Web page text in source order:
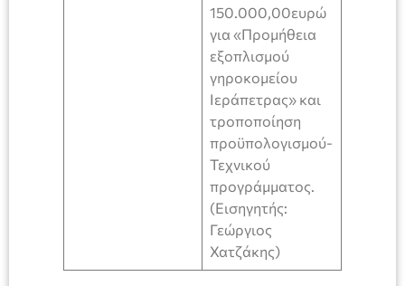
150.000,00ευρώ
για «Προμήθεια
εξοπλισμού
γηροκομείου
Ιεράπετρας» και
τροποποίηση
προϋπολογισμού-
Τεχνικού
προγράμματος.
(Εισηγητής:
Γεώργιος
Χατζάκης)